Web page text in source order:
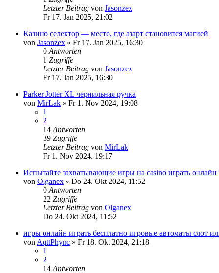
Letzter Beitrag von Jasonzex
Fr 17. Jan 2025, 21:02
Казино селектор — место, где азарт становится магией
von Jasonzex » Fr 17. Jan 2025, 16:30
0 Antworten
1 Zugriffe
Letzter Beitrag von Jasonzex
Fr 17. Jan 2025, 16:30
Parker Jotter XL чернильная ручка
von MirLak » Fr 1. Nov 2024, 19:08
1
2
14 Antworten
39 Zugriffe
Letzter Beitrag von MirLak
Fr 1. Nov 2024, 19:17
Испытайте захватывающие игры на casino играть онлайн
von Olganex » Do 24. Okt 2024, 11:52
0 Antworten
22 Zugriffe
Letzter Beitrag von Olganex
Do 24. Okt 2024, 11:52
игры онлайн играть бесплатно игровые автоматы слот
von AqttPhync » Fr 18. Okt 2024, 21:18
1
2
14 Antworten